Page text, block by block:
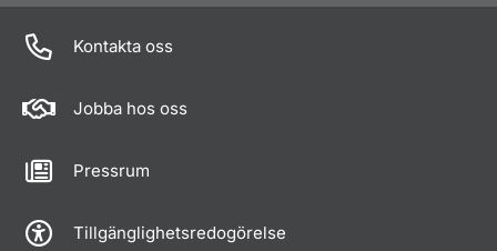
Kontakta oss
Jobba hos oss
Pressrum
Tillgänglighetsredogörelse